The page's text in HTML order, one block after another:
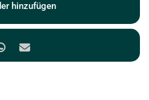
hinzufügen